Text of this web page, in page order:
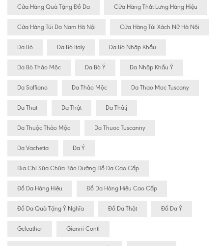
Cửa Hàng Quà Tặng Đồ Da Cửa Hàng Thắt Lưng Hàng Hiệu
Cửa Hàng Túi Da Nam Hà Nội Cửa Hàng Túi Xách Nữ Hà Nội
Da Bò Da Bò Italy Da Bò Nhập Khẩu
Da Bò Thảo Mộc Da Bò Ý Da Nhập Khẩu Ý
Da Saffiano Da Thảo Mộc Da Thao Moc Tuscany
Da That Da Thật Da Thâtj
Da Thuộc Thảo Mộc Da Thuoc Tuscanny
Da Vachetta Da Ý
Địa Chỉ Sữa Chữa Bão Dưỡng Đồ Da Cao Cấp
Đồ Da Hàng Hiệu Đồ Da Hàng Hiệu Cao Cấp
Đồ Da Quà Tặng Ý Nghĩa Đồ Da Thật Đồ Da Ý
Gcleather Gianni Conti